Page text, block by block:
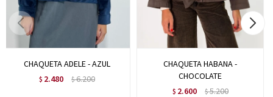
CHAQUETA ADELE - AZUL
$ 2.480 $6.200
CHAQUETA HABANA -
CHOCOLATE
$ 2.600 $5.200